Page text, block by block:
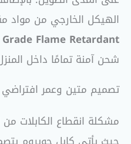
الهيكل الخارجي من مواد
Grade Flame Retardant
شحن آمنة تمامًا داخل
تصميم متين وعمر افتراضي أطول
مشكلة انقطاع الكابلات